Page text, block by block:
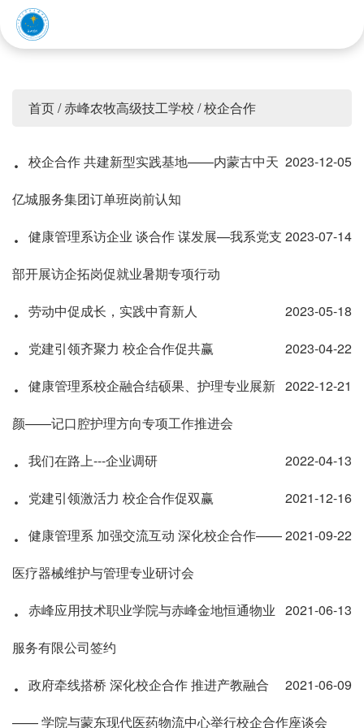
首页/赤峰农牧高级技工学校 /校企合作
2023-12-05
· 校企合作 共建新型实践基地——内蒙古中天
亿城服务集团订单班岗前认知
2023-07-14
· 健康管理系访企业 谈合作 谋发展—我系党支
部开展访企拓岗促就业暑期专项行动
2023-05-18
· 劳动中促成长，实践中育新人
2023-04-22
·
党建引领齐聚力 校企合作促共赢
2022-12-21
· 健康管理系校企融合结硕果、护理专业展新
颜——记口腔护理方向专项工作推进会
2022-04-13
· 我们在路上---企业调研
2021-12-16
·
党建引领激活力 校企合作促双赢
2021-09-22
· 健康管理系 加强交流互动 深化校企合作——
医疗器械维护与管理专业研讨会
2021-06-13
· 赤峰应用技术职业学院与赤峰金地恒通物业
服务有限公司签约
2021-06-09
· 政府牵线搭桥 深化校企合作 推进产教融合
—— 学院与蒙东现代医药物流中心举行校企合作座谈会